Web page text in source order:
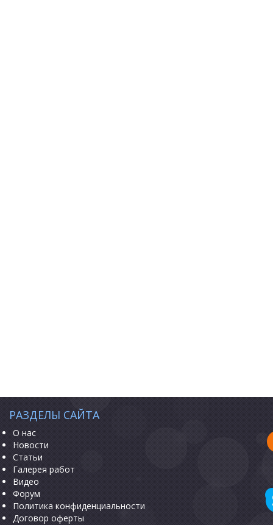
РАЗДЕЛЫ САЙТА
О нас
Новости
Статьи
Галерея работ
Видео
Форум
Политика конфиденциальности
Договор оферты